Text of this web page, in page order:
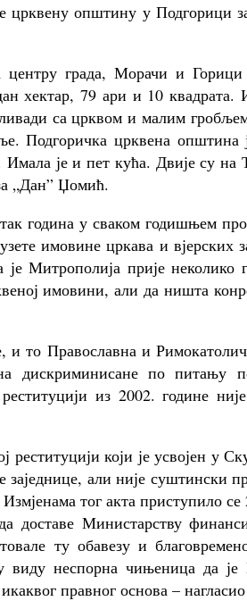
црквену општину у Подгорици
града, Морачи и
хектар, 79 ари и 10
са црквом и малим
Подгоричка црквена
је и пет кућа. Двије су на
„Дан” Џомић.
година у сваком годишњем
имовине цркава и вјерских
Митрополија прије неколико
имовини, али да ништа
и то Православна и
дискриминисане по питању
из 2002. године
који је усвојен у
заједнице, али није суштински
тог акта приступило
Министарству
ту обавезу и
неспорна чињеница да
правног основа –